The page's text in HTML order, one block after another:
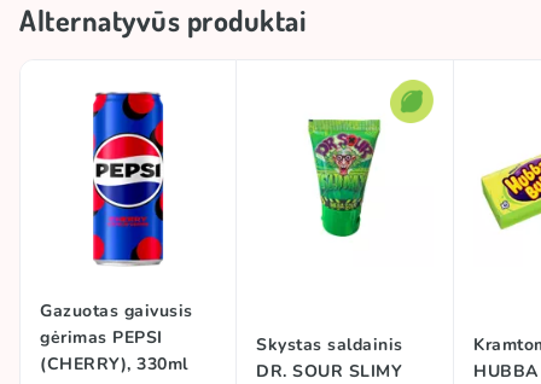
Alternatyvūs produktai
Gazuotas gaivusis
gėrimas PEPSI
(CHERRY), 330ml
Skystas saldainis
DR. SOUR SLIMY